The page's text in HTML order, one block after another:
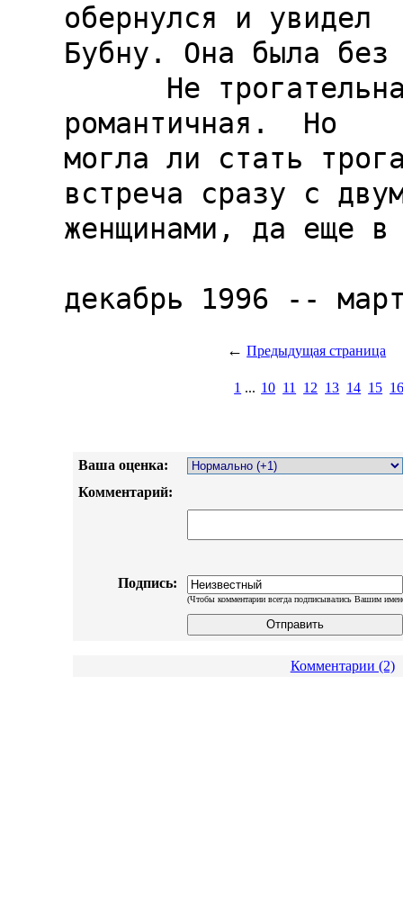
обернулся и увидел
Бубну. Она была
романтичная.  Но
могла ли стать
встреча сразу с
женщинами, да еще
← Предыдущая страница
1 ... 10 11 12 13 14 15
Ваша оценка:
Комментарий:
Подпись:
(Чтобы комментарии всегда подписывались Вашим
Комментарии (2)